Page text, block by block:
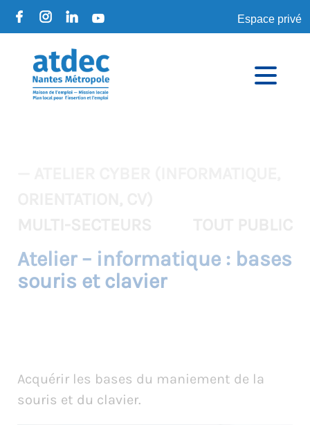
Espace privé
Atelier – informatique : bases
souris et clavier
Acquérir les bases du maniement de la
souris et du clavier.